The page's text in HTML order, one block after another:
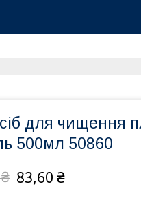
для чищення
500мл 50860
83,60 ₴